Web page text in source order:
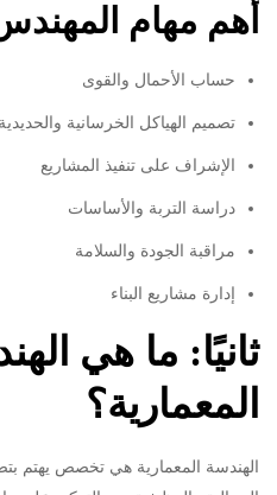
أهم مهام
حساب الأحمال والقوى
تصميم الهياكل الخرسانية والحديدية
الإشراف على تنفيذ المشاريع
دراسة التربة والأساسات
مراقبة الجودة والسلامة
إدارة مشاريع البناء
ثانيًا: ما هي
المعمارية؟
الهندسة المعمارية هي تخصص يهتم